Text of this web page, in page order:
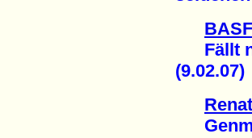
Fällt
(9.02.07)